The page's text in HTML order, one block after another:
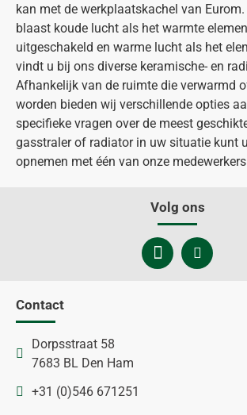
kan met de werkplaatskachel van
blaast koude lucht als het warmte
uitgeschakeld en warme lucht als het
vindt u bij ons diverse keramische- en
Afhankelijk van de ruimte die verwarmd
worden bieden wij verschillende opties
specifieke vragen over de meest
gasstraler of radiator in uw situatie kunt
opnemen met één van onze
Volg ons
Contact
Dorpsstraat 58
7683 BL Den Ham
+31 (0)546 671251